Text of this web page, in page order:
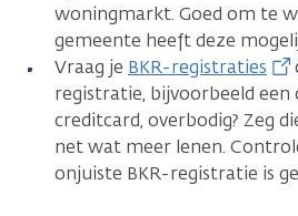
woningmarkt. Goed om te
gemeente heeft deze
Vraag je BKR-registraties
registratie, bijvoorbeeld
creditcard, overbodig? Zeg
net wat meer lenen.
onjuiste BKR-registratie is